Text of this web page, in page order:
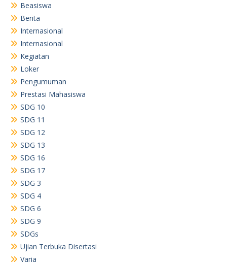
Beasiswa
Berita
Internasional
Internasional
Kegiatan
Loker
Pengumuman
Prestasi Mahasiswa
SDG 10
SDG 11
SDG 12
SDG 13
SDG 16
SDG 17
SDG 3
SDG 4
SDG 6
SDG 9
SDGs
Ujian Terbuka Disertasi
Varia